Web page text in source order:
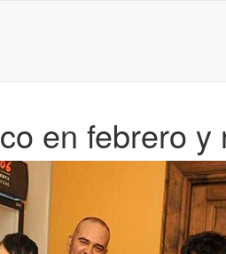
en febrero